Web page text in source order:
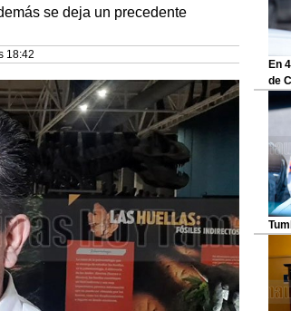
se deja un precedente
18:42
En
de